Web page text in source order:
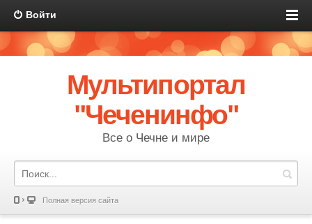
Войти
Мультипортал
"Чеченинфо"
Все о Чечне и мире
Полная версия сайта